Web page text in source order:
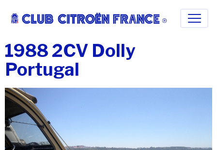
1988 2CV Dolly
Portugal